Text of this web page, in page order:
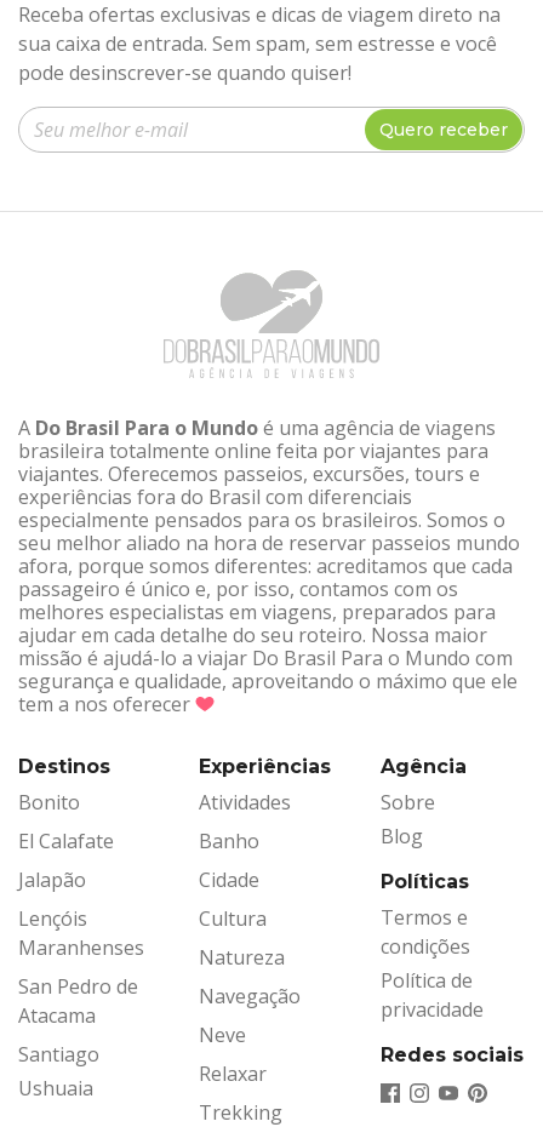
Receba ofertas exclusivas e dicas de viagem direto na
sua caixa de entrada. Sem spam, sem estresse e você
pode desinscrever-se quando quiser!
Insira seu e-mail
Quero receber
A Do Brasil Para o Mundoé uma agência de viagens
brasileira totalmente online feita por viajantes para
viajantes. Oferecemos passeios, excursões, tours e
experiências fora do Brasil com diferenciais
especialmente pensados para os brasileiros. Somos o
seu melhor aliado na hora de reservar passeios mundo
afora, porque somos diferentes: acreditamos que cada
passageiro é único e, por isso, contamos com os
melhores especialistas em viagens, preparados para
ajudar em cada detalhe do seu roteiro. Nossa maior
missão é ajudá-lo a viajar Do Brasil Para o Mundo com
segurança e qualidade, aproveitando o máximo que ele
tem a nos oferecer
Destinos
Bonito
El Calafate
Jalapão
Lençóis
Maranhenses
San Pedro de
Atacama
Santiago
Ushuaia
Experiências
Atividades
Banho
Cidade
Cultura
Natureza
Navegação
Neve
Relaxar
Trekking
Agência
Sobre
Blog
Políticas
Termos e
condições
Política de
privacidade
Redes sociais